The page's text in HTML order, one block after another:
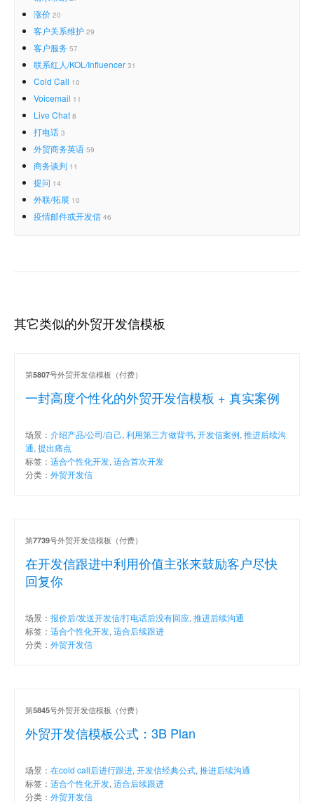
涨价 20
客户关系维护 29
客户服务 57
联系红人/KOL/Influencer 31
Cold Call 10
Voicemail 11
Live Chat 8
打电话 3
外贸商务英语 59
商务谈判 11
提问 14
外联/拓展 10
疫情邮件或开发信 46
其它类似的外贸开发信模板
一封高度个性化的外贸开发信模板 + 真实案例
第5807号外贸开发信模板（付费）
场景： 介绍产品/公司/自己, 利用第三方做背书, 开发信案例, 推进后续沟
通, 提出痛点
标签： 适合个性化开发, 适合首次开发
分类： 外贸开发信
在开发信跟进中利用价值主张来鼓励客户尽快
回复你
第7739号外贸开发信模板（付费）
场景： 报价后/发送开发信/打电话后没有回应, 推进后续沟通
标签： 适合个性化开发, 适合后续跟进
分类： 外贸开发信
外贸开发信模板公式：3B Plan
第5845号外贸开发信模板（付费）
场景： 在cold call后进行跟进, 开发信经典公式, 推进后续沟通
标签： 适合个性化开发, 适合后续跟进
分类： 外贸开发信